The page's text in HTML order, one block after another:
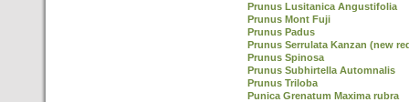
Prunus Lusitanica Angustifolia
Prunus Mont Fuji
Prunus Padus
Prunus Serrulata Kanzan (new
Prunus Spinosa
Prunus Subhirtella Automnalis
Prunus Triloba
Punica Grenatum Maxima rubra